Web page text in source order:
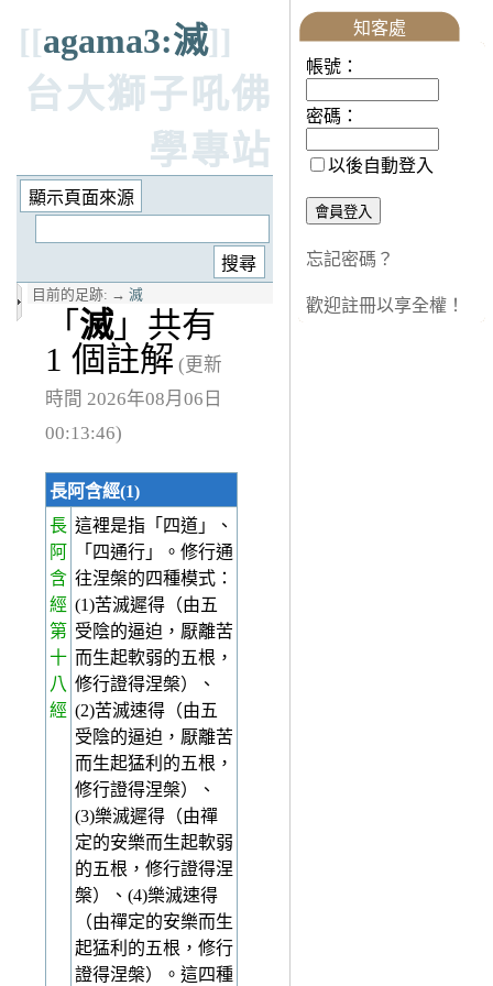
[[agama3:滅]]
台大獅子吼佛
學專站
目前的足跡: → 滅
「 滅」共有
1 個註解 (更新
時間 2026年08月06日
00:13:46)
長阿含經(1)
長
阿
含
經
第
十
八
經
這裡是指「四道」、
「四通行」。修行通
往涅槃的四種模式：
(1)苦滅遲得（由五
受陰的逼迫，厭離苦
而生起軟弱的五根，
修行證得涅槃）、
(2)苦滅速得（由五
受陰的逼迫，厭離苦
而生起猛利的五根，
修行證得涅槃）、
(3)樂滅遲得（由禪
定的安樂而生起軟弱
的五根，修行證得涅
槃）、(4)樂滅速得
（由禪定的安樂而生
起猛利的五根，修行
證得涅槃）。這四種
知客處
帳號：
密碼：
以後自動登入
忘記密碼？
歡迎註冊以享全權！